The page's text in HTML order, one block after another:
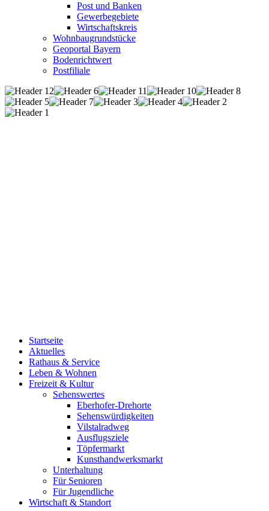
Post und Banken
Gewerbegebiete
Wirtschaftskreis
Wohnbaugrundstücke
Geoportal Bayern
Bodenrichtwert
Postfiliale
Startseite
Aktuelles
Rathaus & Service
Leben & Wohnen
Freizeit & Kultur
Sehenswertes
Eberhofer-Drehorte
Sehenswürdigkeiten
Vilstalradweg
Ausflugsziele
Töpfermarkt
Kunsthandwerksmarkt
Unterhaltung
Für Senioren
Für Jugendliche
Wirtschaft & Standort